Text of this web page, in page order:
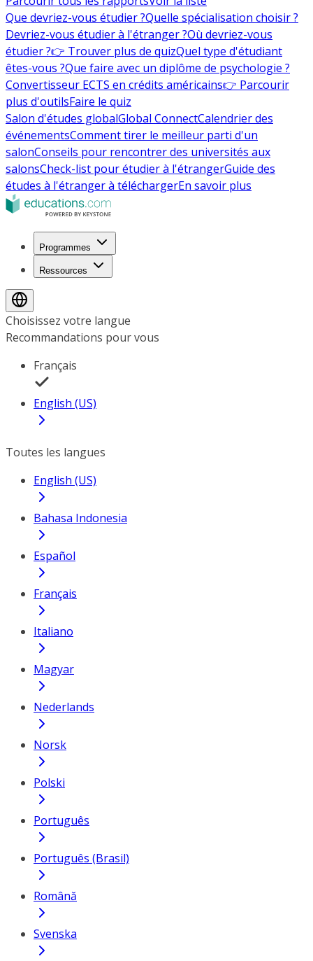
Que devriez-vous étudier ?Quelle spécialisation choisir ?
Devriez-vous étudier à l'étranger ?Où devriez-vous
étudier ?👉 Trouver plus de quizQuel type d'étudiant
êtes-vous ?Que faire avec un diplôme de psychologie ?
Convertisseur ECTS en crédits américains👉 Parcourir
plus d'outilsFaire le quiz
Salon d'études globalGlobal ConnectCalendrier des
événementsComment tirer le meilleur parti d'un
salonConseils pour rencontrer des universités aux
salonsCheck-list pour étudier à l'étrangerGuide des
études à l'étranger à téléchargerEn savoir plus
Programmes
Ressources
Choisissez votre langue
Recommandations pour vous
Français
English (US)
Toutes les langues
English (US)
Bahasa Indonesia
Español
Français
Italiano
Magyar
Nederlands
Norsk
Polski
Português
Português (Brasil)
Română
Svenska